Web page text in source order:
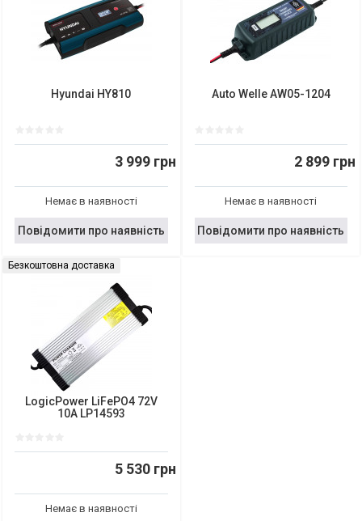
Hyundai HY810
3 999 грн
Немає в наявності
Повідомити про наявність
Auto Welle AW05-1204
2 899 грн
Немає в наявності
Повідомити про наявність
Безкоштовна доставка
LogicPower LiFePO4 72V
10A LP14593
5 530 грн
Немає в наявності